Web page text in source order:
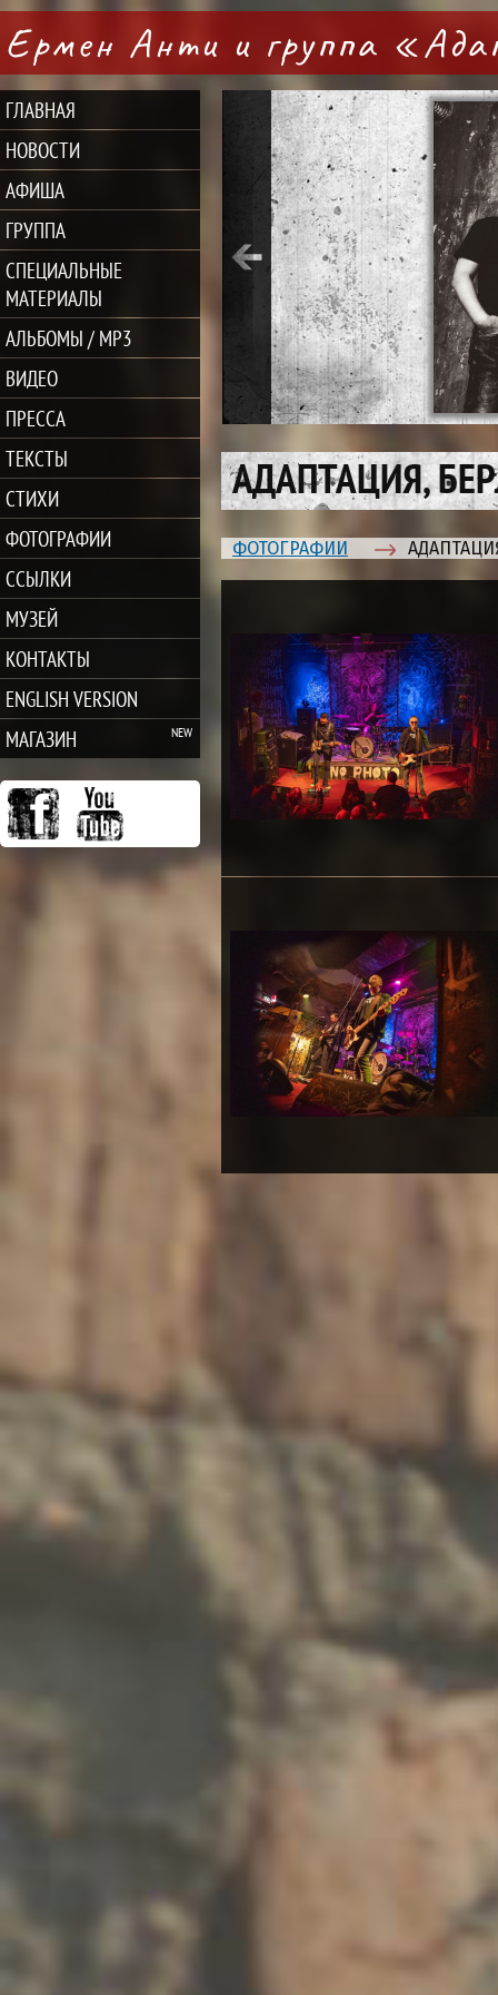
Ермен Анти и группа
ГЛАВНАЯ
НОВОСТИ
АФИША
ГРУППА
СПЕЦИАЛЬНЫЕ
МАТЕРИАЛЫ
АЛЬБОМЫ / MP3
ВИДЕО
ПРЕССА
ТЕКСТЫ
СТИХИ
ФОТОГРАФИИ
ССЫЛКИ
МУЗЕЙ
КОНТАКТЫ
ENGLISH VERSION
МАГАЗИН
АДАПТАЦИЯ,
ФОТОГРАФИИ